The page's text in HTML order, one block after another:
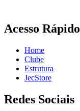
Acesso Rápido
Home
Clube
Estrutura
JecStore
Redes Sociais